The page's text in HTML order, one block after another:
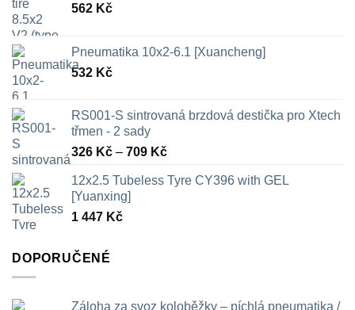
562 Kč
Pneumatika 10x2-6.1 [Xuancheng]
532 Kč
RS001-S sintrovaná brzdová destička pro Xtech
třmen - 2 sady
326 Kč – 709 KčRozpětí
326 Kč
12x2.5 Tubeless Tyre CY396 with GEL
[Yuanxing]
1 447 Kč
DOPORUČENÉ
Záloha za svoz koloběžky – píchlá pneumatika /